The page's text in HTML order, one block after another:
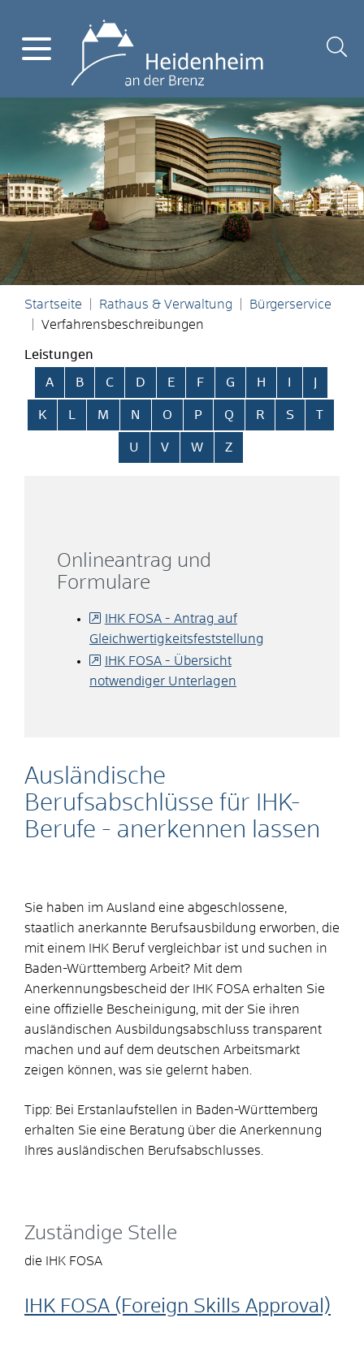
Startseite Rathaus & Verwaltung
Bürgerservice
Verfahrensbeschreibungen
Leistungen
Alphabetisches Register überspringen
A B C D E F G H
K L M N O P Q R S T
U V W Z
Ausländische
Berufsabschlüsse für IHK-
Berufe - anerkennen lassen
Sie haben im Ausland eine abgeschlossene,
staatlich anerkannte Berufsausbildung erworben, die
mit einem IHK Beruf vergleichbar ist und suchen in
Baden-Württemberg Arbeit? Mit dem
Anerkennungsbescheid der IHK FOSA erhalten Sie
eine offizielle Bescheinigung, mit der Sie ihren
ausländischen Ausbildungsabschluss transparent
machen und auf dem deutschen Arbeitsmarkt
zeigen können, was sie gelernt haben.
Tipp: Bei Erstanlaufstellen in Baden-Württemberg
erhalten Sie eine Beratung über die Anerkennung
Ihres ausländischen Berufsabschlusses.
Onlineantrag und
Formulare
IHK FOSA - Antrag auf
Gleichwertigkeitsfeststellung
IHK FOSA - Übersicht
notwendiger Unterlagen
Zuständige Stelle
die IHK FOSA
IHK FOSA (Foreign Skills Approval)